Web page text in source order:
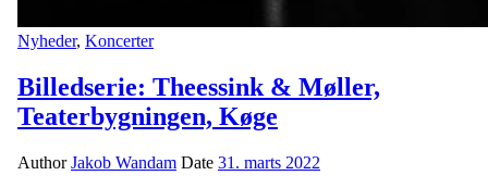
Nyheder, Koncerter
Billedserie: Theessink & Møller,
Teaterbygningen, Køge
AuthorJakob Wandam Date 31. marts 2022